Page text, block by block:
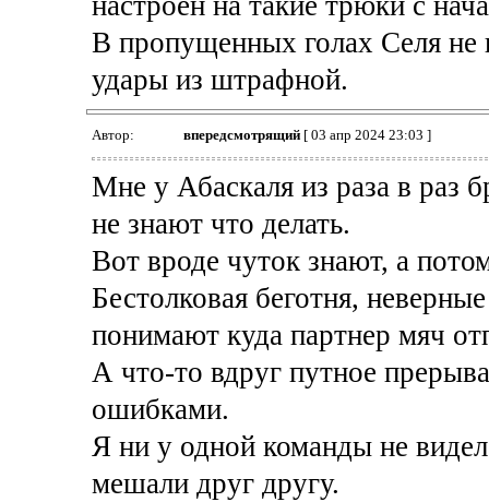
В пропущенных голах Селя не
удары из штрафной.
Автор: впередсмотрящий[ 03 апр 2024 23:03 ]
Мне у Абаскаля из раза в раз
не знают что делать.
Вот вроде чуток знают, а
Бестолковая беготня,
понимают куда партнер мяч
А что-то вдруг путное
ошибками.
Я ни у одной команды не
мешали друг другу.